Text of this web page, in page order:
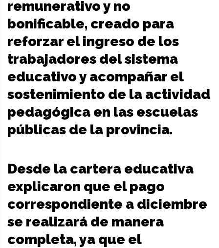
remunerativo y no
bonificable, creado para
reforzar el ingreso de los
trabajadores del sistema
educativo y acompañar el
sostenimiento de la actividad
pedagógica en las escuelas
públicas de la provincia.
Desde la cartera educativa
explicaron que el pago
correspondiente a diciembre
se realizará de manera
completa, ya que el